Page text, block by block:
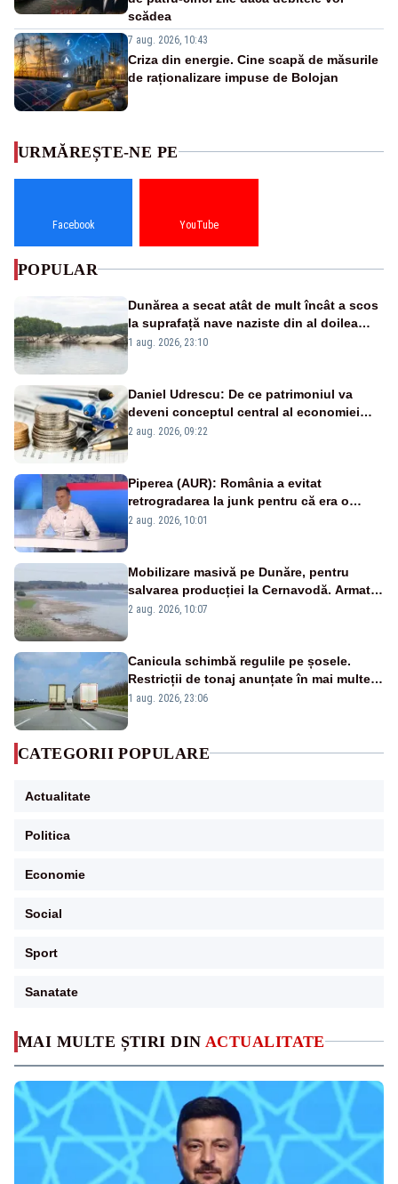
scădea
7 aug. 2026, 10:43
Criza din energie. Cine scapă de măsurile
de raționalizare impuse de Bolojan
MAI MULTE ȘTIRI DIN ACTUALITATE
URMĂREȘTE-NE PE
Facebook YouTube
POPULAR
Dunărea a secat atât de mult încât a scos
la suprafață nave naziste din al doilea
război mondial
1 aug. 2026, 23:10
Daniel Udrescu: De ce patrimoniul va
deveni conceptul central al economiei
viitoare?
2 aug. 2026, 09:22
Piperea (AUR): România a evitat
retrogradarea la junk pentru că era o
catastrofă pentru bănci și fondurile de
2 aug. 2026, 10:01
Mobilizare masivă pe Dunăre, pentru
salvarea producției la Cernavodă. Armata
va detona o stâncă și va devia apa
2 aug. 2026, 10:07
Canicula schimbă regulile pe șosele.
Restricții de tonaj anunțate în mai multe
județe
1 aug. 2026, 23:06
CATEGORII POPULARE
Actualitate
Politica
Economie
Social
Sport
Sanatate